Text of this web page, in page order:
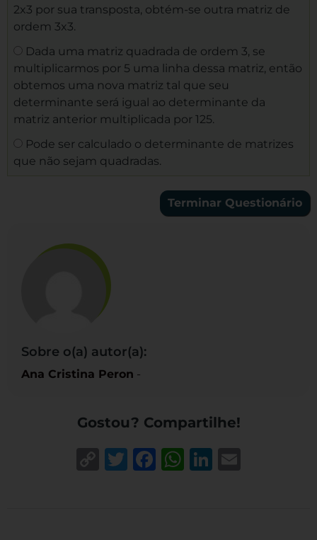
2x3 por sua transposta, obtém-se outra matriz de
ordem 3x3.
Dada uma matriz quadrada de ordem 3, se
multiplicarmos por 5 uma linha dessa matriz, então
obtemos uma nova matriz tal que seu
determinante será igual ao determinante da
matriz anterior multiplicada por 125.
Pode ser calculado o determinante de matrizes
que não sejam quadradas.
Sobre o(a) autor(a):
Ana Cristina Peron -
Gostou? Compartilhe!
CopyTwitter
Facebook
WhatsApp
LinkedIn